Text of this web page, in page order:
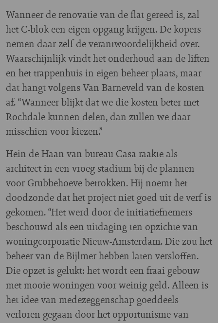
Wanneer de renovatie van de flat gereed is, zal
het C-blok een eigen opgang krijgen. De kopers
nemen daar zelf de verantwoordelijkheid over.
Waarschijnlijk vindt het onderhoud aan de liften
en het trappenhuis in eigen beheer plaats, maar
dat hangt volgens Van Barneveld van de kosten
af. “Wanneer blijkt dat we die kosten beter met
Rochdale kunnen delen, dan zullen we daar
misschien voor kiezen.”
Hein de Haan van bureau Casa raakte als
architect in een vroeg stadium bij de plannen
voor Grubbehoeve betrokken. Hij noemt het
doodzonde dat het project niet goed uit de verf is
gekomen. “Het werd door de initiatiefnemers
beschouwd als een uitdaging ten opzichte van
woningcorporatie Nieuw-Amsterdam. Die zou het
beheer van de Bijlmer hebben laten versloffen.
Die opzet is gelukt: het wordt een fraai gebouw
met mooie woningen voor weinig geld. Alleen is
het idee van medezeggenschap goeddeels
verloren gegaan door het opportunisme van